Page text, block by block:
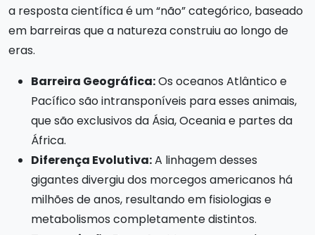
a resposta científica é um “não” categórico, baseado
em barreiras que a natureza construiu ao longo de
eras.
Barreira Geográfica:Os oceanos Atlântico e
Pacífico são intransponíveis para esses animais,
que são exclusivos da Ásia, Oceania e partes da
África.
Diferença Evolutiva:A linhagem desses
gigantes divergiu dos morcegos americanos há
milhões de anos, resultando em fisiologias e
metabolismos completamente distintos.